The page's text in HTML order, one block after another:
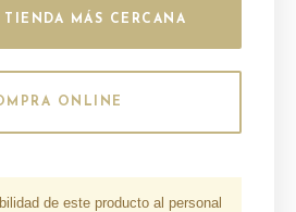
TIENDA MÁS CERCANA
ONLINE
de este producto al personal